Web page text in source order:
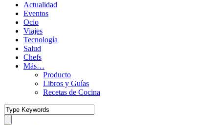
Actualidad
Eventos
Ocio
Viajes
Tecnología
Salud
Chefs
Más…
Producto
Libros y Guías
Recetas de Cocina